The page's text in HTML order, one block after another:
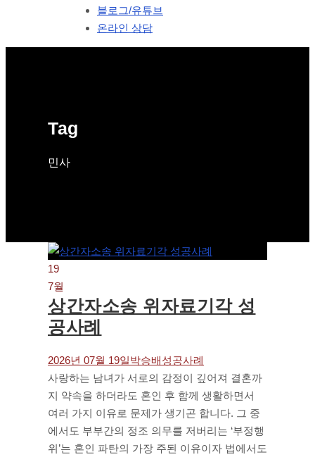
블로그/유튜브
온라인 상담
Tag
민사
19
7월
상간자소송 위자료기각 성
공사례
2026년 07월 19일박승배성공사례
사랑하는 남녀가 서로의 감정이 깊어져 결혼까
지 약속을 하더라도 혼인 후 함께 생활하면서
여러 가지 이유로 문제가 생기곤 합니다. 그 중
에서도 부부간의 정조 의무를 저버리는 ‘부정행
위’는 혼인 파탄의 가장 주된 이유이자 법에서도